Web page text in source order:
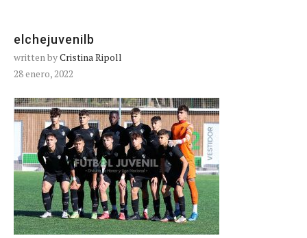
elchejuvenilb
written byCristina Ripoll
28 enero, 2022